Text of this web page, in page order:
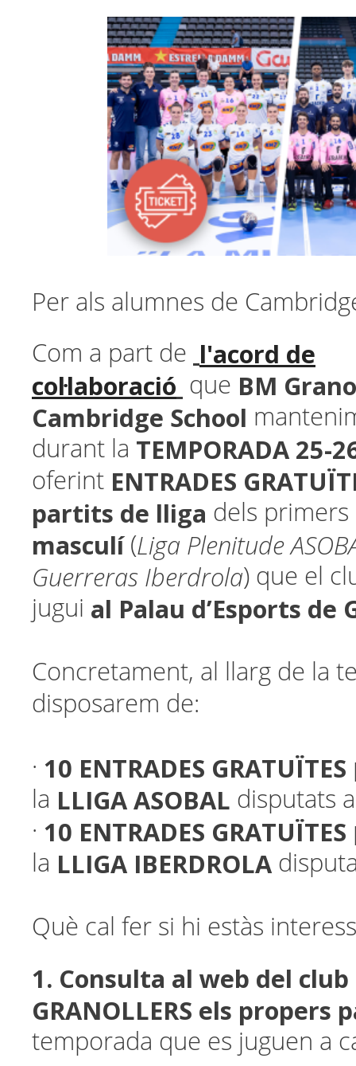
Per als alumnes de
Com a part de l'acord de
col·laboració que BM
Cambridge School
durant la TEMPORADA 25-
oferint ENTRADES
partits de lliga dels primers
masculí (Liga Plenitude
Guerreras Iberdrola) que el
jugui al Palau d’Esports de
Concretament, al llarg de la
disposarem de:
· 10 ENTRADES GRATUÏTES
la LLIGA ASOBAL disputats
· 10 ENTRADES GRATUÏTES
la LLIGA IBERDROLA
Què cal fer si hi estàs
1. Consulta al web del club
GRANOLLERS els propers
temporada que es juguen a